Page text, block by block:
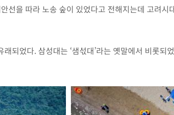
을 따라 노송 숲이 있었다고 전해지는데 고려
되었다. 삼성대는 ‘샘섟대’라는 옛말에서 비롯